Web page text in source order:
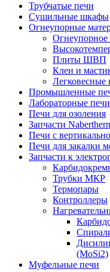
Трубчатые печи
Сушильные шкафы
Огнеупорные
Огнеупорное
Плиты ШВП
Клеи и
Легковесные
Промышленные
Лабораторные печи
Печи для озоления
Запчасти
Печи с
Печи для закалки
Запчасти к
Трубки МКР
Термопары
Контроллеры
(MoSi2)
Муфельные печи